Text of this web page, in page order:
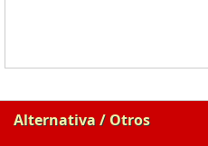
Alternativa / Otros